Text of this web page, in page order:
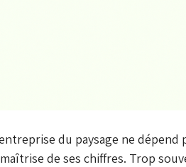
du paysage ne
de ses chiffres. Trop